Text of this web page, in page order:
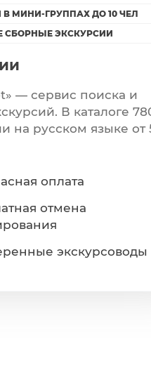
МИНИ-ГРУППАХ ДО 10 ЧЕЛ
СБОРНЫЕ ЭКСКУРСИИ
— сервис поиска и
В каталоге
на русском языке от
оплата
отмена
экскурсоводы